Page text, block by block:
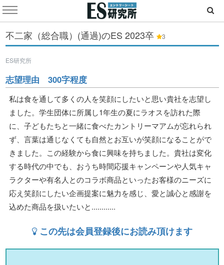
不二家（総合職）(通過)のES 2023卒 3
ES研究所
志望理由 300字程度
私は食を通して多くの人を笑顔にしたいと思い貴社を志望し
ました。学生団体に所属し1年生の夏にラオスを訪れた際
に、子どもたちと一緒に食べたカントリーマアムが忘れられ
ず、言葉は通じなくても自然とお互いが笑顔になることがで
きました。この経験から食に興味を持ちました。貴社は変化
する時代の中でも、おうち時間応援キャンペーンや人気キャ
ラクターや有名人とのコラボ商品といったお客様のニーズに
応え笑顔にしたい企画提案に魅力を感じ、愛と誠心と感謝を
込めた商品を扱いたいと............
この先は会員登録後にお読み頂けます